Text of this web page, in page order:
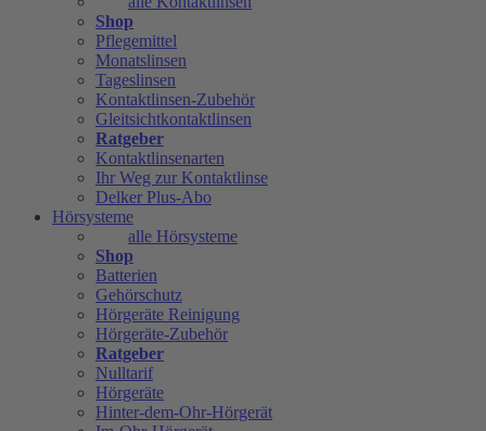
Shop
Pflegemittel
Monatslinsen
Tageslinsen
Kontaktlinsen-Zubehör
Gleitsichtkontaktlinsen
Ratgeber
Kontaktlinsenarten
Ihr Weg zur Kontaktlinse
Delker Plus-Abo
Hörsysteme
alle Hörsysteme
Shop
Batterien
Gehörschutz
Hörgeräte Reinigung
Hörgeräte-Zubehör
Ratgeber
Nulltarif
Hörgeräte
Hinter-dem-Ohr-Hörgerät